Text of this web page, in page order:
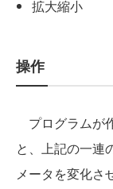
拡大縮小
操作
プログラムが
と、上記の一連
メータを変化さ